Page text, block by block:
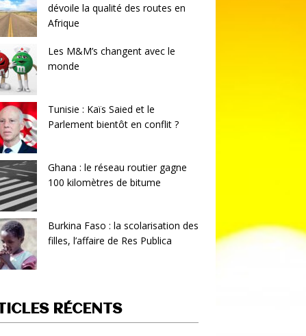
dévoile la qualité des routes en
Afrique
Les M&M’s changent avec le
monde
Tunisie : Kaïs Saied et le
Parlement bientôt en conflit ?
Ghana : le réseau routier gagne
100 kilomètres de bitume
Burkina Faso : la scolarisation des
filles, l’affaire de Res Publica
RÉCENTS